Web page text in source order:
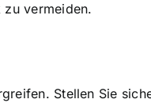
vermeiden.
Stellen Sie